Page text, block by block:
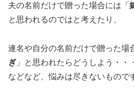
夫の名前だけで贈った場合には「
と思われるのではと考えたり、
連名や自分の名前だけで贈った場
ぎ 」と思われたらどうしよう・・・
などなど、悩みは尽きないもので